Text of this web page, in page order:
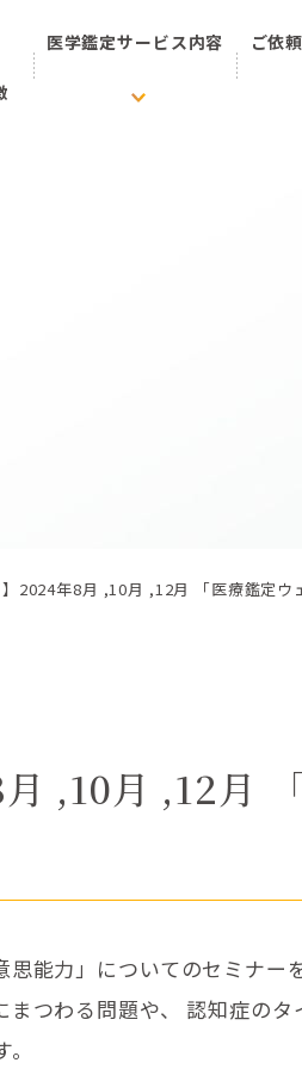
医学鑑定サービス内容
ご依
】2024年8月 ,10月 ,12月 「医療鑑定ウ
月 ,10月 ,12月
能力」についてのセミナー
つわる問題や、 認知症の